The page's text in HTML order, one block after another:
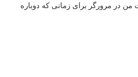
من در مرورگر برای زمانی که دوباره